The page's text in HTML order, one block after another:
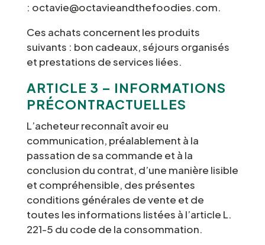
: octavie@octavieandthefoodies.com.
Ces achats concernent les produits
suivants : bon cadeaux, séjours organisés
et prestations de services liées.
ARTICLE 3 – INFORMATIONS
PRÉCONTRACTUELLES
L’acheteur reconnaît avoir eu
communication, préalablement à la
passation de sa commande et à la
conclusion du contrat, d’une manière lisible
et compréhensible, des présentes
conditions générales de vente et de
toutes les informations listées à l’article L.
221-5 du code de la consommation.